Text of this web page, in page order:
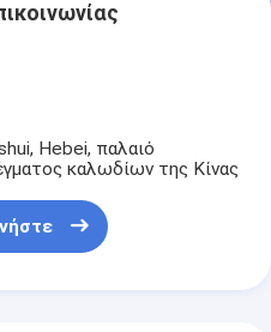
Hebei, παλαιό
καλωδίων της Κίνας